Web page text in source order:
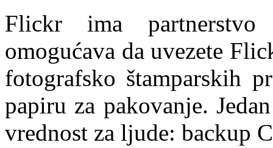
Flickr ima
omogućava da uvezete
fotografsko štamparskih
papiru za pakovanje.
vrednost za ljude: backup